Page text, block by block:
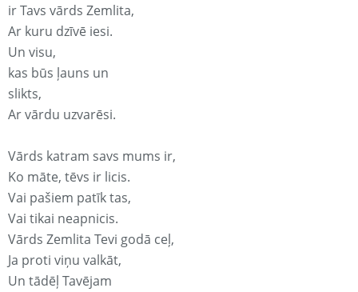
ir Tavs vārds Zemlita,
Ar kuru dzīvē iesi.
Un visu,
kas būs ļauns un
slikts,
Ar vārdu uzvarēsi.
Vārds katram savs mums ir,
Ko māte, tēvs ir licis.
Vai pašiem patīk tas,
Vai tikai neapnicis.
Vārds Zemlita Tevi godā ceļ,
Ja proti viņu valkāt,
Un tādēļ Tavējam